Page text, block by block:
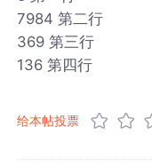
7984 第二行
369 第三行
136 第四行
给本帖投票